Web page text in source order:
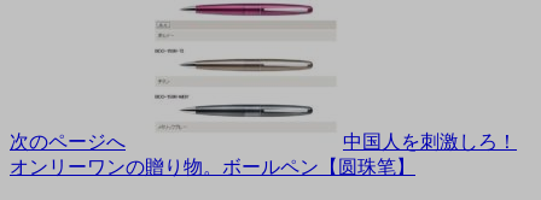
次のページへ
中国人を刺激しろ！
オンリーワンの贈り物。ボールペン【圆珠笔】